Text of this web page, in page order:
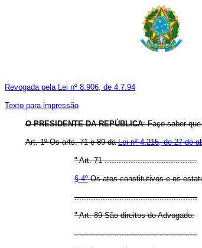
Revogada pela Lei nº 8.906, de 4.7.94
Texto para impressão
O PRESIDENTE DA REPÚBLICA: Faço saber
Art. 1º Os arts. 71 e 89 daLei nº 4.215, de 27 de
" Art. 71 .......................................
§ 4ºOs atos constitutivos e os
....................................................
" Art. 89 São direitos do Advogado:
....................................................